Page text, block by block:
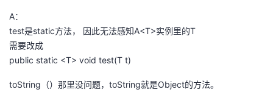
者
学
堂
支
持
A：
test是static方法， 因此无法感知A<T>实例里的T
需要改成
public static <T> void test(T t)
toString（）那里没问题，toString就是Object的方法。